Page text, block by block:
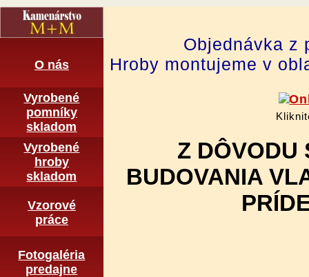
O nás
Vyrobené
pomní­ky
skladom
Vyrobené
hroby
skladom
Vzorové
práce
Fotogaléria
predajne
Objednávka z
Hroby montujeme v
Z DÔVODU
BUDOVANIA